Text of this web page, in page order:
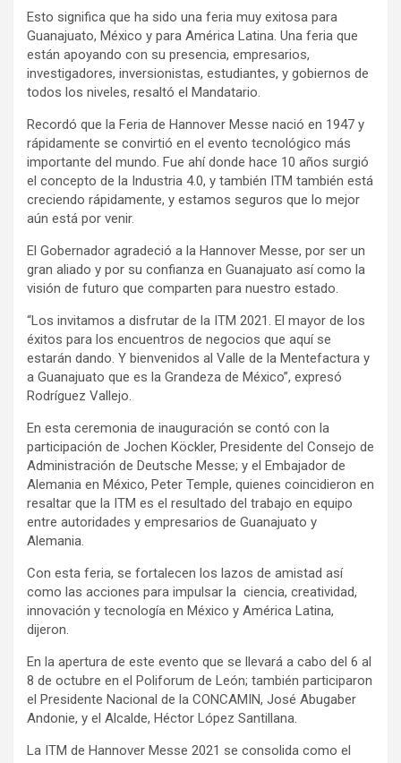
Esto significa que ha sido una feria muy exitosa para
Guanajuato, México y para América Latina. Una feria que
están apoyando con su presencia, empresarios,
investigadores, inversionistas, estudiantes, y gobiernos de
todos los niveles, resaltó el Mandatario.
Recordó que la Feria de Hannover Messe nació en 1947 y
rápidamente se convirtió en el evento tecnológico más
importante del mundo. Fue ahí donde hace 10 años surgió
el concepto de la Industria 4.0, y también ITM también está
creciendo rápidamente, y estamos seguros que lo mejor
aún está por venir.
El Gobernador agradeció a la Hannover Messe, por ser un
gran aliado y por su confianza en Guanajuato así como la
visión de futuro que comparten para nuestro estado.
“Los invitamos a disfrutar de la ITM 2021. El mayor de los
éxitos para los encuentros de negocios que aquí se
estarán dando. Y bienvenidos al Valle de la Mentefactura y
a Guanajuato que es la Grandeza de México”, expresó
Rodríguez Vallejo.
En esta ceremonia de inauguración se contó con la
participación de Jochen Köckler, Presidente del Consejo de
Administración de Deutsche Messe; y el Embajador de
Alemania en México, Peter Temple, quienes coincidieron en
resaltar que la ITM es el resultado del trabajo en equipo
entre autoridades y empresarios de Guanajuato y
Alemania.
Con esta feria, se fortalecen los lazos de amistad así
como las acciones para impulsar la ciencia, creatividad,
innovación y tecnología en México y América Latina,
dijeron.
En la apertura de este evento que se llevará a cabo del 6 al
8 de octubre en el Poliforum de León; también participaron
el Presidente Nacional de la CONCAMIN, José Abugaber
Andonie, y el Alcalde, Héctor López Santillana.
La ITM de Hannover Messe 2021 se consolida como el